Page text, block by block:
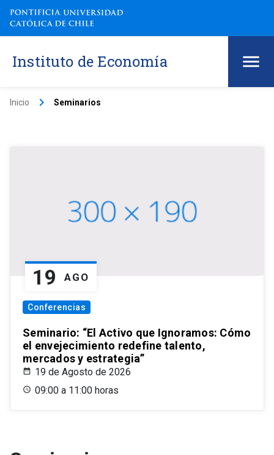
Instituto de Economía
Inicio keyboard_arrow_right Seminarios
19 AGO
Conferencias
Seminario: “El Activo que Ignoramos: Cómo
el envejecimiento redefine talento,
mercados y estrategia”
19 de Agosto de 2026
09:00 a 11:00 horas